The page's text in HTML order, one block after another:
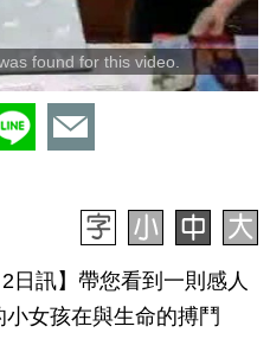
found for this video.
日訊】帶您看到一則感人
女孩在與生命的搏鬥